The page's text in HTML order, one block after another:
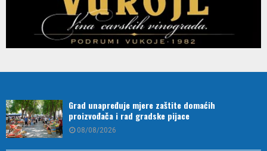
Grad unapređuje mjere zaštite domaćih
proizvođača i rad gradske pijace
08/08/2026